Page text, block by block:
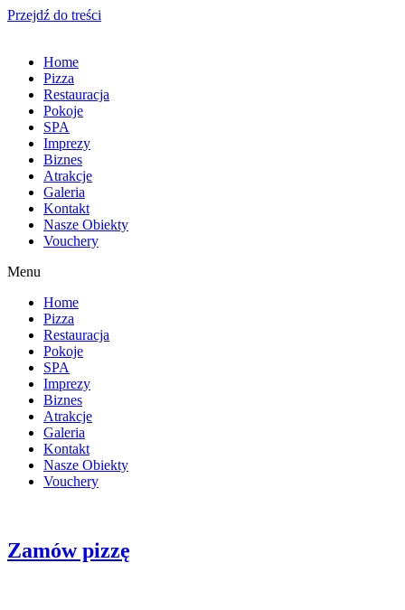
Przejdź do treści
Home
Pizza
Restauracja
Pokoje
SPA
Imprezy
Biznes
Atrakcje
Galeria
Kontakt
Nasze Obiekty
Vouchery
Menu
Home
Pizza
Restauracja
Pokoje
SPA
Imprezy
Biznes
Atrakcje
Galeria
Kontakt
Nasze Obiekty
Vouchery
Zamów pizzę